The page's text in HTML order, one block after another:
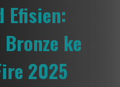
Efisien:
ke
2025